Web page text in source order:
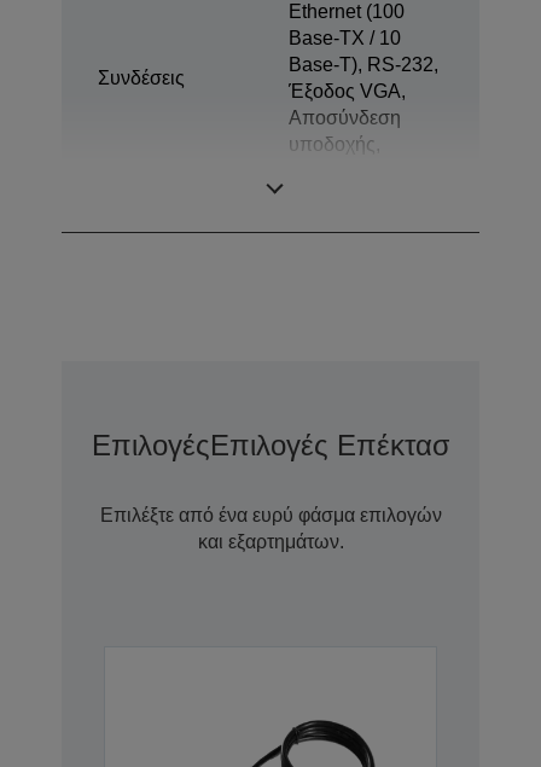
Συνδέσεις
Ethernet (100
Base-TX / 10
Base-T), RS-232,
Έξοδος VGA,
Αποσύνδεση
υποδοχής,
ΕπιλογέςΕπιλογές Επέκτασης
Επιλέξτε από ένα ευρύ φάσμα επιλογών
και εξαρτημάτων.